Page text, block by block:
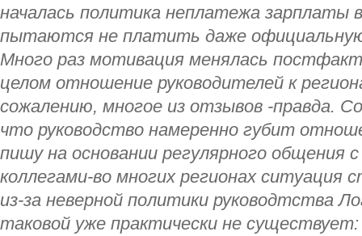
началась политика неплатежа зарплаты
пытаются не платить даже
Много раз мотивация менялась
целом отношение руководителей к
сожалению, многое из отзывов -правда.
что руководство намеренно губит
пишу на основании регулярного общения
коллегами-во многих регионах ситуация
из-за неверной политики руководтства
таковой уже практически не